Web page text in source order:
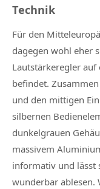
Technik
Für den
dagegen wohl eher
Lautstärkeregler auf
befindet.
und den mittigen
silbernen
dunkelgrauen
massivem
informativ und lässt
wunderbar ablesen.